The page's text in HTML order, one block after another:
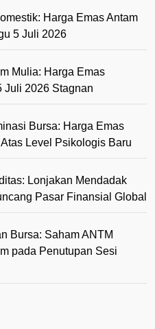
Harga Emas Antam
5 Juli 2026
Mulia: Harga Emas
Juli 2026 Stagnan
Bursa: Harga Emas
Level Psikologis Baru
Lonjakan Mendadak
Pasar Finansial Global
Bursa: Saham ANTM
pada Penutupan Sesi